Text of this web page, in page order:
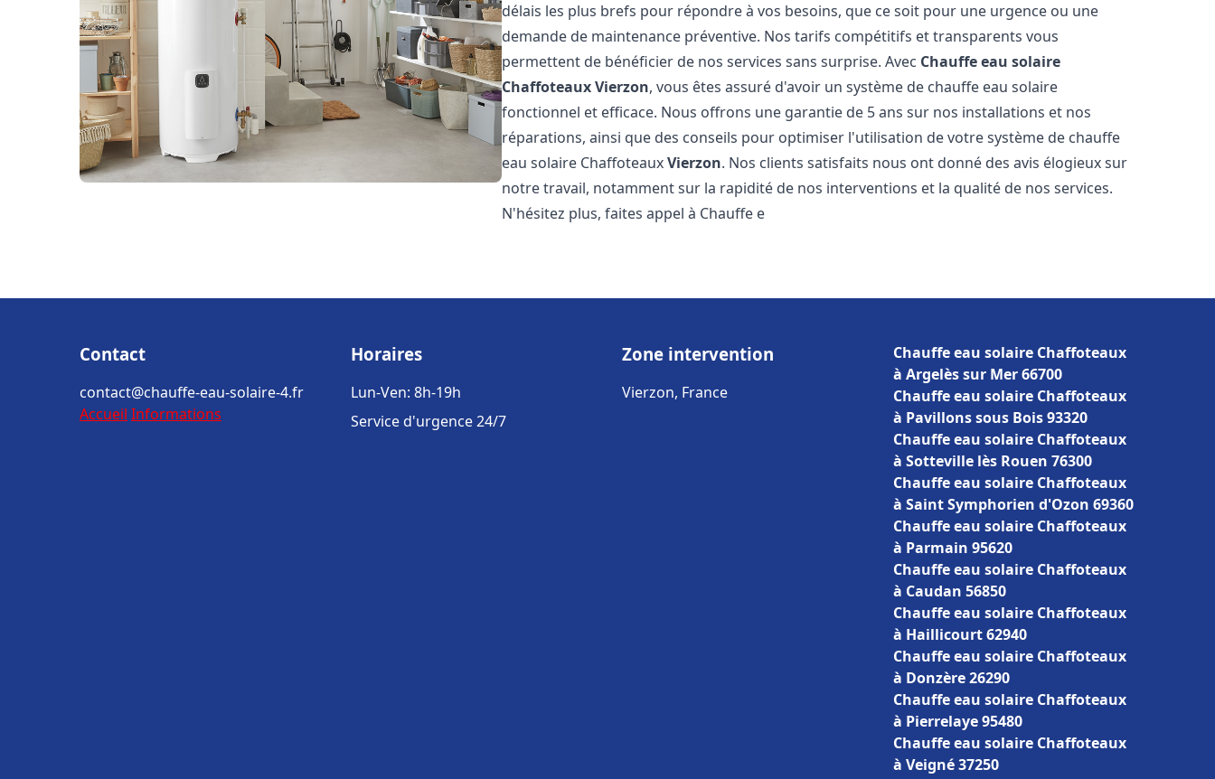
délais les plus brefs pour répondre à vos besoins, que ce soit pour une urgence ou une
demande de maintenance préventive. Nos tarifs compétitifs et transparents vous
permettent de bénéficier de nos services sans surprise. Avec Chauffe eau solaire
ChaffoteauxVierzon, vous êtes assuré d'avoir un système de chauffe eau solaire
fonctionnel et efficace. Nous offrons une garantie de 5 ans sur nos installations et nos
réparations, ainsi que des conseils pour optimiser l'utilisation de votre système de chauffe
eau solaire ChaffoteauxVierzon. Nos clients satisfaits nous ont donné des avis élogieux sur
notre travail, notamment sur la rapidité de nos interventions et la qualité de nos services.
N'hésitez plus, faites appel à Chauffe e
Contact
contact@chauffe-eau-solaire-4.fr
Accueil Informations
Horaires
Lun-Ven: 8h-19h
Service d'urgence 24/7
Zone intervention
Vierzon, France
Chauffe eau solaire Chaffoteaux
à Argelès sur Mer 66700
Chauffe eau solaire Chaffoteaux
à Pavillons sous Bois 93320
Chauffe eau solaire Chaffoteaux
à Sotteville lès Rouen 76300
Chauffe eau solaire Chaffoteaux
à Saint Symphorien d'Ozon 69360
Chauffe eau solaire Chaffoteaux
à Parmain 95620
Chauffe eau solaire Chaffoteaux
à Caudan 56850
Chauffe eau solaire Chaffoteaux
à Haillicourt 62940
Chauffe eau solaire Chaffoteaux
à Donzère 26290
Chauffe eau solaire Chaffoteaux
à Pierrelaye 95480
Chauffe eau solaire Chaffoteaux
à Veigné 37250